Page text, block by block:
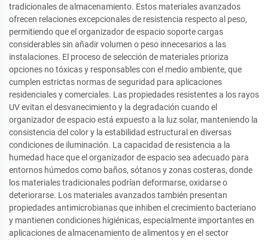
tradicionales de almacenamiento. Estos materiales avanzados
ofrecen relaciones excepcionales de resistencia respecto al peso,
permitiendo que el organizador de espacio soporte cargas
considerables sin añadir volumen o peso innecesarios a las
instalaciones. El proceso de selección de materiales prioriza
opciones no tóxicas y responsables con el medio ambiente, que
cumplen estrictas normas de seguridad para aplicaciones
residenciales y comerciales. Las propiedades resistentes a los rayos
UV evitan el desvanecimiento y la degradación cuando el
organizador de espacio está expuesto a la luz solar, manteniendo la
consistencia del color y la estabilidad estructural en diversas
condiciones de iluminación. La capacidad de resistencia a la
humedad hace que el organizador de espacio sea adecuado para
entornos húmedos como baños, sótanos y zonas costeras, donde
los materiales tradicionales podrían deformarse, oxidarse o
deteriorarse. Los materiales avanzados también presentan
propiedades antimicrobianas que inhiben el crecimiento bacteriano
y mantienen condiciones higiénicas, especialmente importantes en
aplicaciones de almacenamiento de alimentos y en el sector